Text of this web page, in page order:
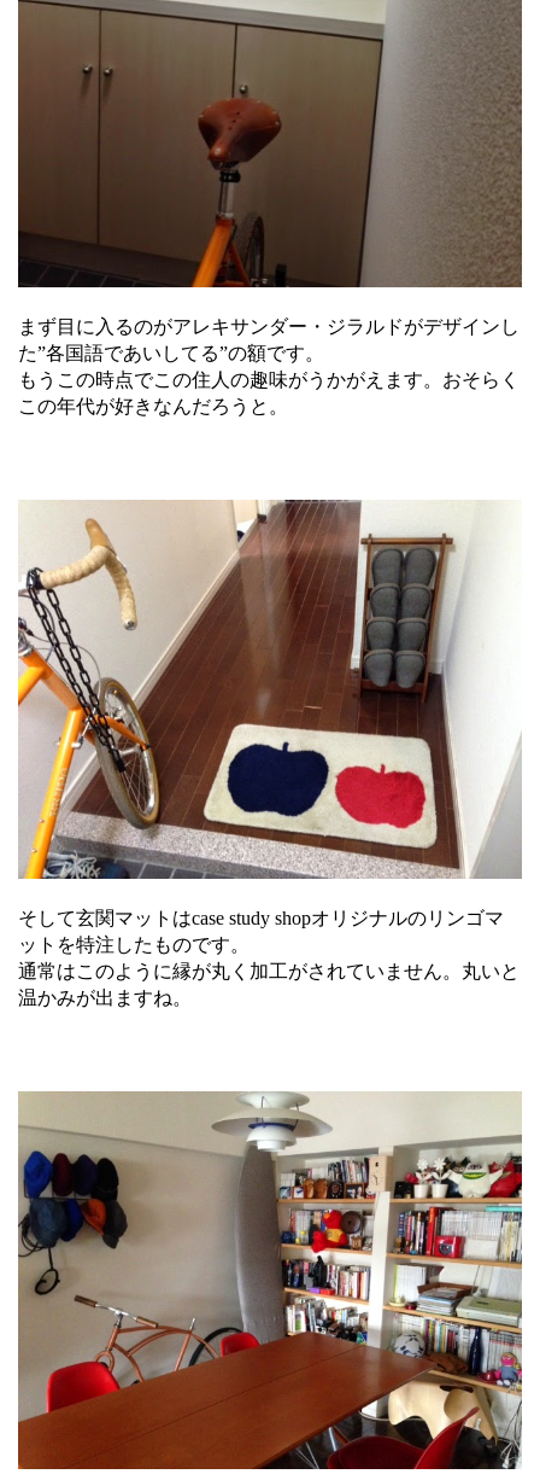
まず目に入るのがアレキサンダー・ジラルドがデザインし
た”各国語であいしてる”の額です。
もうこの時点でこの住人の趣味がうかがえます。おそらく
この年代が好きなんだろうと。
そして玄関マットはcase study shopオリジナルのリンゴマ
ットを特注したものです。
通常はこのように縁が丸く加工がされていません。丸いと
温かみが出ますね。